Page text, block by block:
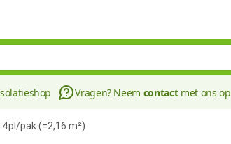
Vragen? Neem contactmet ons op
pak (=2,16 m²)